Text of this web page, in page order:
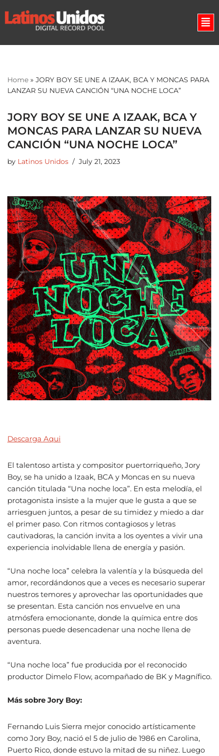
Skip
Home » JORY BOY SE UNE A IZAAK, BCA Y MONCAS PARA
LANZAR SU NUEVA CANCIÓN “UNA NOCHE LOCA”
JORY BOY SE UNE A IZAAK, BCA Y
MONCAS PARA LANZAR SU NUEVA
CANCIÓN “UNA NOCHE LOCA”
by Latinos Unidos July 21, 2023
Descarga Aqui
El talentoso artista y compositor puertorriqueño, Jory
Boy, se ha unido a Izaak, BCA y Moncas en su nueva
canción titulada “Una noche loca”. En esta melodía, el
protagonista insiste a la mujer que le gusta a que se
arriesguen juntos, a pesar de su timidez y miedo a dar
el primer paso. Con ritmos contagiosos y letras
cautivadoras, la canción invita a los oyentes a vivir una
experiencia inolvidable llena de energía y pasión.
“Una noche loca” celebra la valentía y la búsqueda del
amor, recordándonos que a veces es necesario superar
nuestros temores y aprovechar las oportunidades que
se presentan. Esta canción nos envuelve en una
atmósfera emocionante, donde la química entre dos
personas puede desencadenar una noche llena de
aventura.
“Una noche loca” fue producida por el reconocido
productor Dimelo Flow, acompañado de BK y Magnífico.
Más sobre Jory Boy:
Fernando Luis Sierra mejor conocido artísticamente
como Jory Boy, nació el 5 de julio de 1986 en Carolina,
Puerto Rico, donde estuvo la mitad de su niñez. Luego